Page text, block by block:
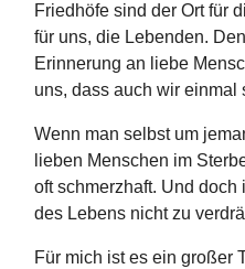
Friedhöfe sind der Ort für
für uns, die Lebenden.
Erinnerung an liebe
uns, dass auch wir einmal
Wenn man selbst um
lieben Menschen im
oft schmerzhaft. Und doch
des Lebens nicht zu
Für mich ist es ein großer